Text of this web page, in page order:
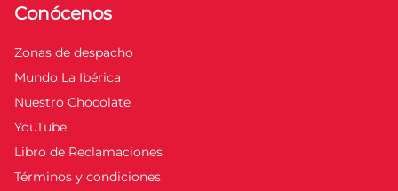
Conócenos
Zonas de despacho
Mundo La Ibérica
Nuestro Chocolate
YouTube
Libro de Reclamaciones
Términos y condiciones